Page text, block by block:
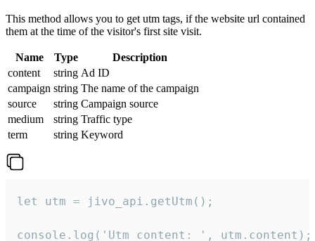
This method allows you to get utm tags, if the website url contained
them at the time of the visitor's first site visit.
Name Type
Description
content
string Ad ID
campaign string The name of the campaign
source
string Campaign source
medium
string Traffic type
term
string Keyword
let utm = jivo_api.getUtm();
console.log('Utm content: ', utm.content);